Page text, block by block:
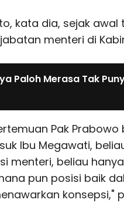
kata dia, sejak
menteri di
Paloh Merasa Tak
Pak
Ibu Megawati,
menteri, beliau
pun posisi baik
konsepsi,"